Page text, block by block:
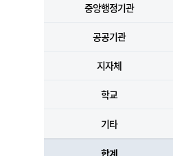
중앙행정기관
공공기관
지자체
학교
기타
합계